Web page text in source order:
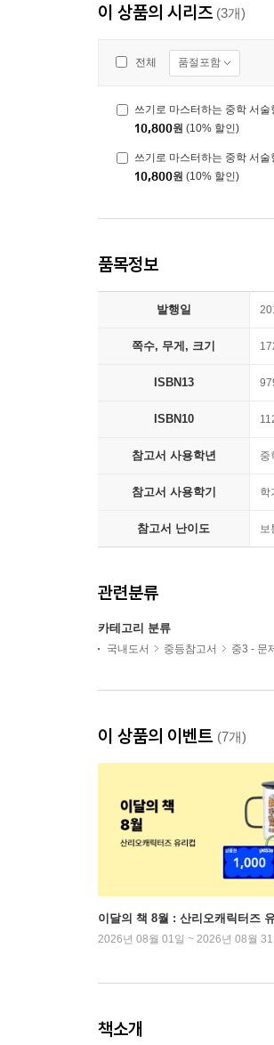
이 상품의 시리즈 (3개)
전체 품절포함
쓰기로 마스터하는 중학 서술
10,800원 (10% 할인)
쓰기로 마스터하는 중학 서술
10,800원 (10% 할인)
품목정보
발행일
쪽수, 무게, 크기
ISBN13
ISBN10
참고서 사용학년 중
참고서 사용학기 학
참고서 난이도 보
관련분류
카테고리 분류
국내도서 중등참고서 중3 - 문
이 상품의 이벤트 (7개)
이달의 책 8월 : 산리오캐릭터즈
2026년 08월 01일 ~ 2026년 08월 31
책소개